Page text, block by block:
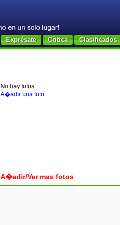
Exprésate Critica Clasificados
No hay fotos
A�adir una foto
A�adir/Ver mas fotos